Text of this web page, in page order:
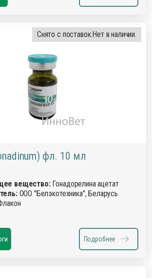
Снято с поставок.Нет в наличии.
фл. 10 мл
вещество:Гонадорелина ацетат
ООО "Белэкотехника", Беларусь
Подробнее